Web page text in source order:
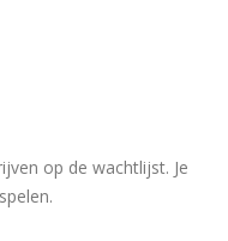
op de wachtlijst. Je